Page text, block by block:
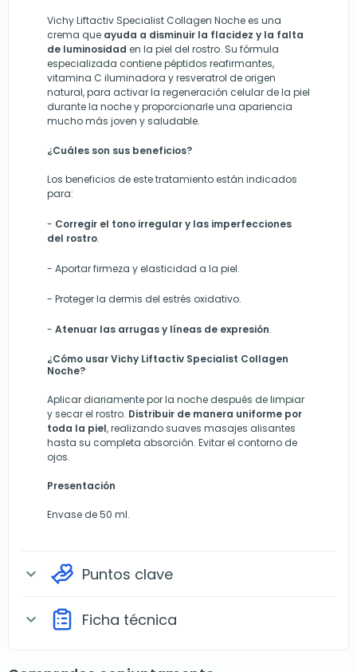
Vichy Liftactiv Specialist Collagen Noche es una
crema que ayuda a disminuir la flacidez y la falta
de luminosidad en la piel del rostro. Su fórmula
especializada contiene péptidos reafirmantes,
vitamina C iluminadora y resveratrol de origen
natural, para activar la regeneración celular de la piel
durante la noche y proporcionarle una apariencia
mucho más joven y saludable.
¿Cuáles son sus beneficios?
Los beneficios de este tratamiento están indicados
para:
- Corregir el tono irregular y las imperfecciones
del rostro.
- Aportar firmeza y elasticidad a la piel.
- Proteger la dermis del estrés oxidativo.
- Atenuar las arrugas y líneas de expresión.
¿Cómo usar Vichy Liftactiv Specialist Collagen
Noche?
Aplicar diariamente por la noche después de limpiar
y secar el rostro. Distribuir de manera uniforme por
toda la piel, realizando suaves masajes alisantes
hasta su completa absorción. Evitar el contorno de
ojos.
Presentación
Envase de 50 ml.
expand_more Puntos clave
expand_more Ficha técnica